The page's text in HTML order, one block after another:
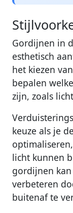
Gordijnen in
esthetisch
het kiezen
bepalen
zijn, zoals
keuze als je
licht kunnen
gordijnen
verbeteren
buitenaf te